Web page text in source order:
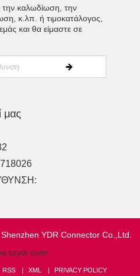
την καλωδίωση, την
κ.λπ. ή τιμοκατάλογος,
και θα είμαστε σε
μας
YDR Connector Co.,Ltd.
RSS XML PRIVACY POLICY